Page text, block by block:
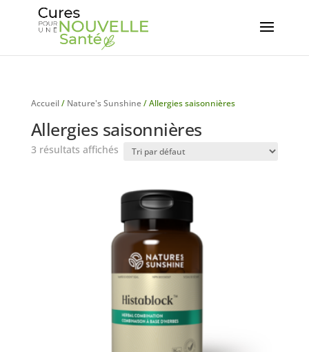
Accueil/ Nature's Sunshine/ Allergies saisonnières
Allergies saisonnières
3 résultats affichés